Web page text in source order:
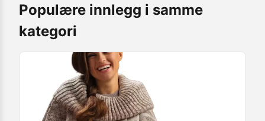
Populære innlegg i samme
kategori